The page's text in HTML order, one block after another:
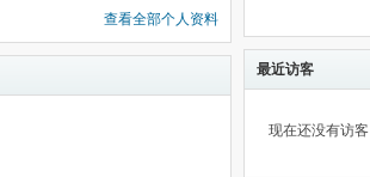
查看全部个人资料
最近访客
现在还没有访客